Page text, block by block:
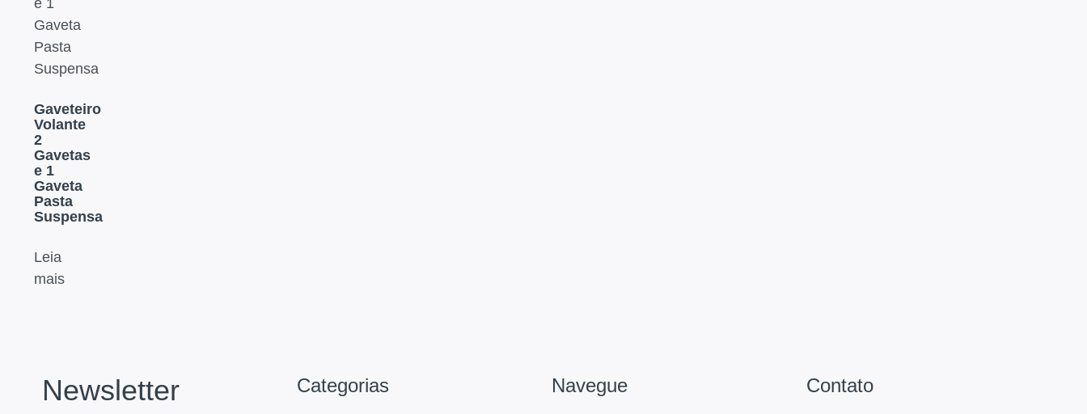
Gaveteiro
Volante
2
Gavetas
e 1
Gaveta
Pasta
Suspensa
Leia
mais
Newsletter Categorias Navegue Contato